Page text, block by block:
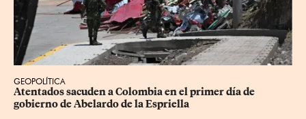
GEOPOLÍTICA
Atentados sacuden a Colombia en el primer día de
gobierno de Abelardo de la Espriella